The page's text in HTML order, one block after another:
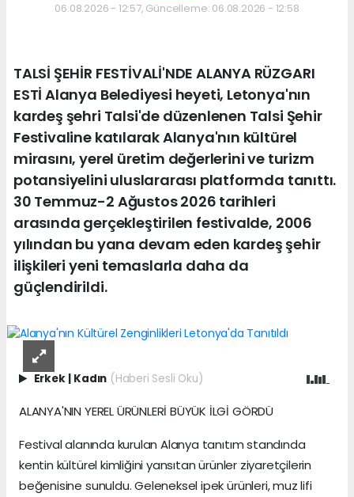
06.08.2026 - 12:57, Güncelleme: 06.08.2026 - 12:58
TALSİ ŞEHİR FESTİVALİ'NDE ALANYA RÜZGARI
ESTİ Alanya Belediyesi heyeti, Letonya'nın
kardeş şehri Talsi'de düzenlenen Talsi Şehir
Festivaline katılarak Alanya'nın kültürel
mirasını, yerel üretim değerlerini ve turizm
potansiyelini uluslararası platformda tanıttı.
30 Temmuz-2 Ağustos 2026 tarihleri
arasında gerçekleştirilen festivalde, 2006
yılından bu yana devam eden kardeş şehir
ilişkileri yeni temaslarla daha da
güçlendirildi.
Erkek | Kadın (Haberi Sesli Oku)
ALANYA'NIN YEREL ÜRÜNLERİ BÜYÜK İLGİ GÖRDÜ
Festival alanında kurulan Alanya tanıtım standında
kentin kültürel kimliğini yansıtan ürünler ziyaretçilerin
beğenisine sunuldu. Geleneksel ipek ürünleri, muz lifi